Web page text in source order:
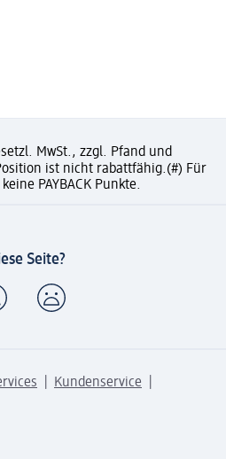
MwSt., zzgl. Pfand und
ist nicht rabattfähig.(#) Für
PAYBACK Punkte.
Seite?
Kundenservice